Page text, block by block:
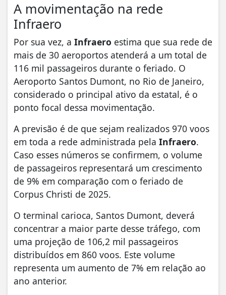
A movimentação na rede
Infraero
Por sua vez, a Infraero estima que sua rede de
mais de 30 aeroportos atenderá a um total de
116 mil passageiros durante o feriado. O
Aeroporto Santos Dumont, no Rio de Janeiro,
considerado o principal ativo da estatal, é o
ponto focal dessa movimentação.
A previsão é de que sejam realizados 970 voos
em toda a rede administrada pela Infraero.
Caso esses números se confirmem, o volume
de passageiros representará um crescimento
de 9% em comparação com o feriado de
Corpus Christi de 2025.
O terminal carioca, Santos Dumont, deverá
concentrar a maior parte desse tráfego, com
uma projeção de 106,2 mil passageiros
distribuídos em 860 voos. Este volume
representa um aumento de 7% em relação ao
ano anterior.